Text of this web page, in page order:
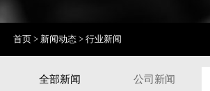
首页 > 新闻动态 >行业新闻
全部新闻 公司新闻